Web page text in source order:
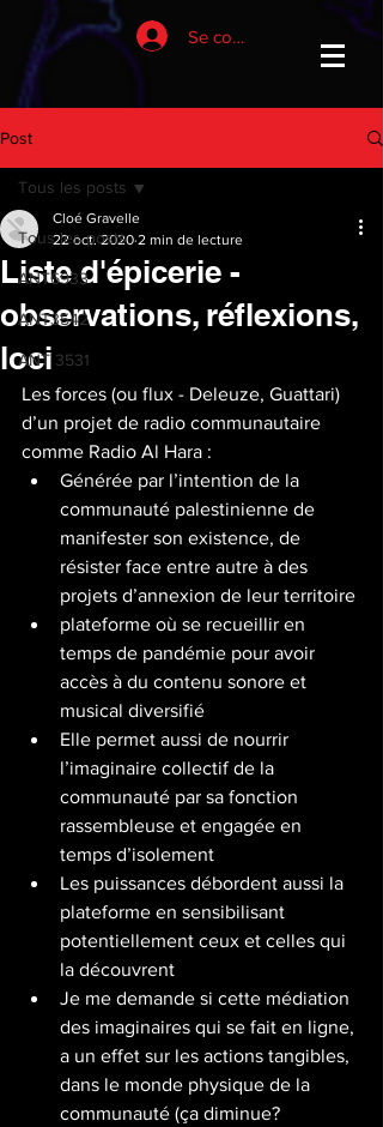
Se connecter
Post
Tous les posts
ANT6933
ANT3542
ANT 3531
Tous les posts
Liste d'épicerie -
observations, réflexions,
loci
Cloé Gravelle
22 oct. 2020 2 min de lecture
Les forces (ou flux - Deleuze, Guattari)
d’un projet de radio communautaire
comme Radio Al Hara :
Générée par l’intention de la
communauté palestinienne de
manifester son existence, de
résister face entre autre à des
projets d’annexion de leur territoire
plateforme où se recueillir en
temps de pandémie pour avoir
accès à du contenu sonore et
musical diversifié
Elle permet aussi de nourrir
l’imaginaire collectif de la
communauté par sa fonction
rassembleuse et engagée en
temps d’isolement
Les puissances débordent aussi la
plateforme en sensibilisant
potentiellement ceux et celles qui
la découvrent
Je me demande si cette médiation
des imaginaires qui se fait en ligne,
a un effet sur les actions tangibles,
dans le monde physique de la
communauté (ça diminue?